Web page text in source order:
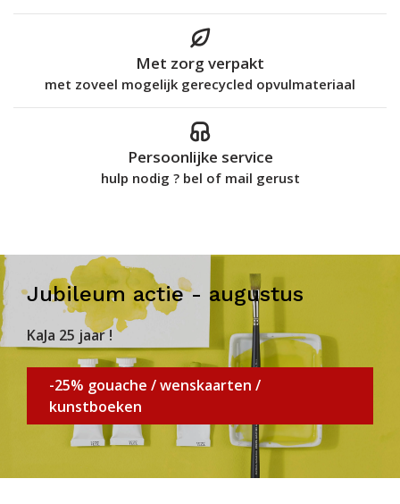
Met zorg verpakt
met zoveel mogelijk gerecycled opvulmateriaal
Persoonlijke service
hulp nodig ? bel of mail gerust
Jubileum actie - augustus
KaJa 25 jaar !
-25% gouache / wenskaarten /
kunstboeken